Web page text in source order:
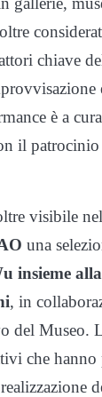
chiave
è a
il patrocinio
visibile
una
insieme alla
, in
del Museo.
che